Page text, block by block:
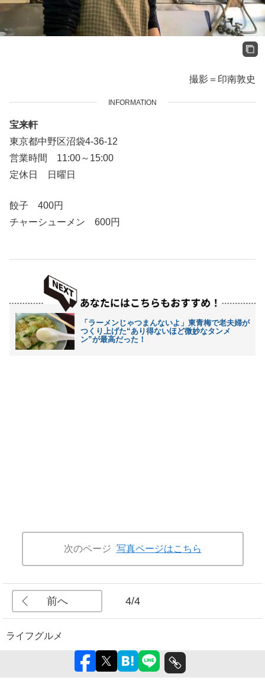
撮影＝印南敦史
INFORMATION
宝来軒
東京都中野区沼袋4-36-12
営業時間 11:00～15:00
定休日 日曜日
餃子 400円
チャーシューメン 600円
「ラーメンじゃつまんないよ」東青梅で老夫婦が
つくり上げた“あり得ないほど微妙なタンメ
ン”が最高だった！
次のページ 写真ページはこちら
前へ 4/4
ライフグルメ